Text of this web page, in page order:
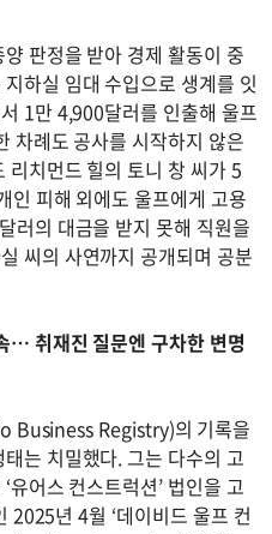
판정을 받아 경제 활동이 중
하실 임대 수입으로 생계를 잇
1만 4,900달러를 인출해 울프
차례도 공사를 시작하지 않은
리치먼드 힐의 토니 창 씨가 5
인 피해 외에도 울프에게 고용
러의 대금을 받지 못해 직원을
씨의 사연까지 공개되며 공분
… 취재진 질문엔 구차한 변명
Business Registry)의 기록을
는 치밀했다. 그는 다수의 고
어스 컨스트럭션’ 법인을 고
2025년 4월 ‘데이비드 울프 컨